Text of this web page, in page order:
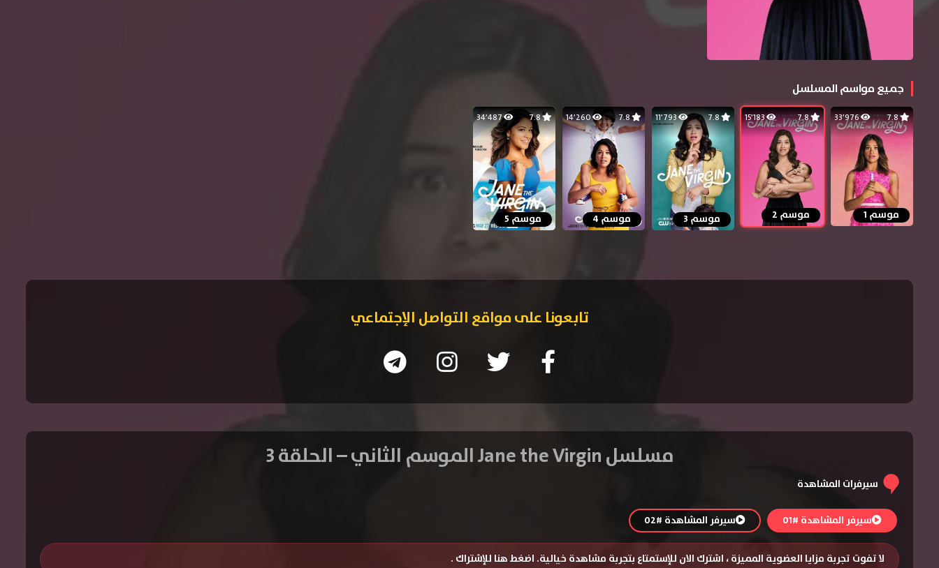
جميع مواسم المسلسل
7.8 33٬976
موسم 1
7.8 15٬183
موسم 2
7.8 11٬793
موسم 3
7.8 14٬260
موسم 4
7.8 34٬487
موسم 5
تابعونا على مواقع التواصل الإجتماعي
مسلسل Jane the Virgin الموسم الثاني – الحلقة 3
سيرفرات المشاهدة
سيرفر المشاهدة #01 سيرفر المشاهدة #02
لا تفوت تجربة مزايا العضوية المميزة ، اشترك الان للإستمتاع بتجربة مشاهدة خيالية. اضغط هنا للإشتراك .